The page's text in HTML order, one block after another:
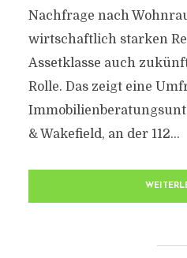
Nachfrage nach
wirtschaftlich starken
Assetklasse auch
Rolle. Das zeigt eine
& Wakefield, an der 112...